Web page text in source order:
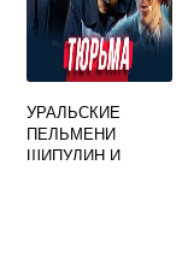
УРАЛЬСКИЕ
ПЕЛЬМЕНИ
ШИПУЛИН И